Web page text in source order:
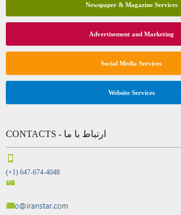
Newspaper & Magazine Services
Advertisement and Marketing
Social Media Services
Website Services
CONTACTS - ارتباط با ما
(+1) 647-674-4048